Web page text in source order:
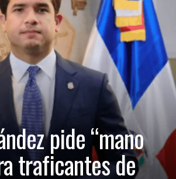
pide “mano
traficantes de